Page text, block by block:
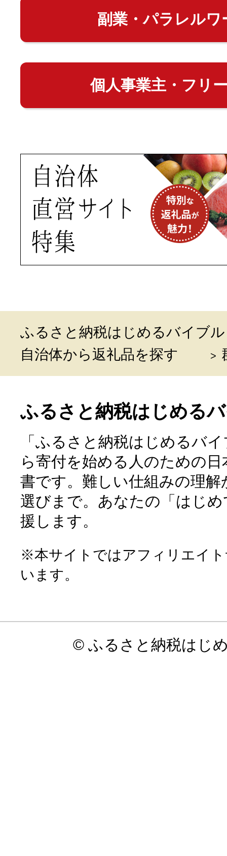
副業・パラレルワ
個人事業主・フリ
ふるさと納税はじめるバイブル
自治体から返礼品を探す
ふるさと納税はじめる
「ふるさと納税はじめるバ
ら寄付を始める人のための
書です。難しい仕組みの理
選びまで。あなたの「はじ
援します。
※本サイトではアフィリエイ
います。
© ふるさと納税はじ